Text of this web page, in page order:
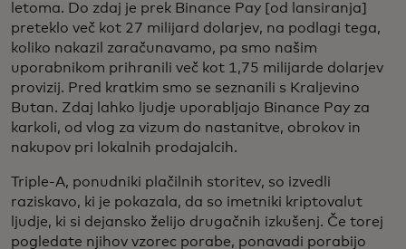
letoma. Do zdaj je prek Binance Pay [od lansiranja]
preteklo več kot 27 milijard dolarjev, na podlagi tega,
koliko nakazil zaračunavamo, pa smo našim
uporabnikom prihranili več kot 1,75 milijarde dolarjev
provizij. Pred kratkim smo se seznanili s Kraljevino
Butan. Zdaj lahko ljudje uporabljajo Binance Pay za
karkoli, od vlog za vizum do nastanitve, obrokov in
nakupov pri lokalnih prodajalcih.
Triple-A, ponudniki plačilnih storitev, so izvedli
raziskavo, ki je pokazala, da so imetniki kriptovalut
ljudje, ki si dejansko želijo drugačnih izkušenj. Če torej
pogledate njihov vzorec porabe, ponavadi porabijo